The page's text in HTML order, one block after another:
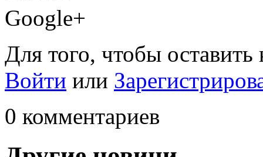
Google+
Для того, чтобы
Войти или
0 комментариев